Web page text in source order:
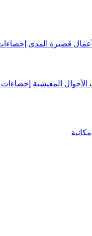
قصيرة المدى
الأحوال المعيشية إحصاءات